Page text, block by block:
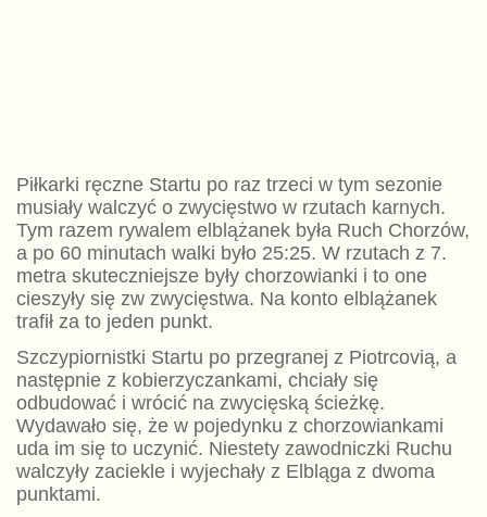
Piłkarki ręczne Startu po raz trzeci w tym sezonie
musiały walczyć o zwycięstwo w rzutach karnych.
Tym razem rywalem elblążanek była Ruch Chorzów,
a po 60 minutach walki było 25:25. W rzutach z 7.
metra skuteczniejsze były chorzowianki i to one
cieszyły się zw zwycięstwa. Na konto elblążanek
trafił za to jeden punkt.
Szczypiornistki Startu po przegranej z Piotrcovią, a
następnie z kobierzyczankami, chciały się
odbudować i wrócić na zwycięską ścieżkę.
Wydawało się, że w pojedynku z chorzowiankami
uda im się to uczynić. Niestety zawodniczki Ruchu
walczyły zaciekle i wyjechały z Elbląga z dwoma
punktami.